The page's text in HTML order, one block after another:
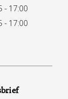
- 17:00
- 17:00